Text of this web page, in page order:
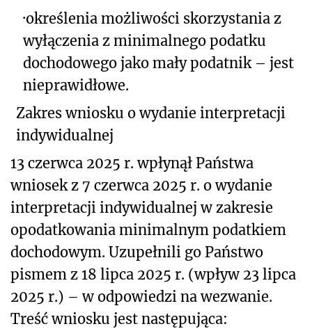
·określenia możliwości skorzystania z
wyłączenia z minimalnego podatku
dochodowego jako mały podatnik – jest
nieprawidłowe.
Zakres wniosku o wydanie interpretacji
indywidualnej
13 czerwca 2025 r. wpłynął Państwa
wniosek z 7 czerwca 2025 r. o wydanie
interpretacji indywidualnej w zakresie
opodatkowania minimalnym podatkiem
dochodowym. Uzupełnili go Państwo
pismem z 18 lipca 2025 r. (wpływ 23 lipca
2025 r.) – w odpowiedzi na wezwanie.
Treść wniosku jest następująca: